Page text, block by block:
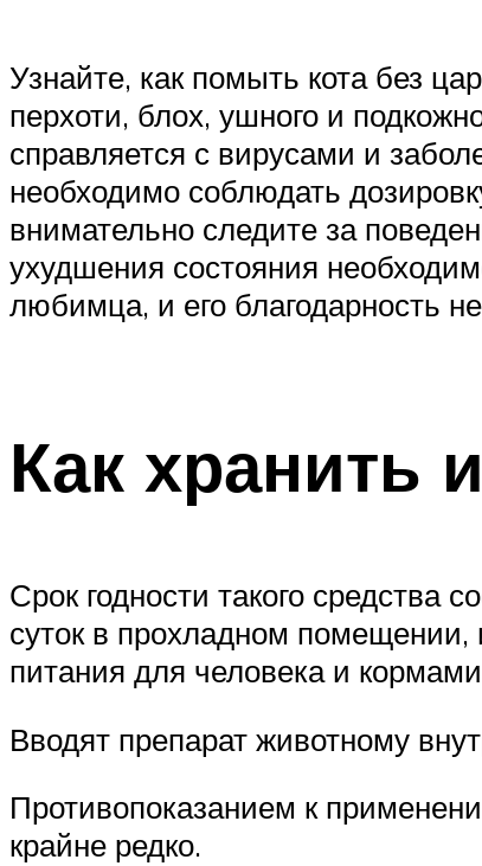
Узнайте, как помыть кота без
перхоти, блох, ушного и
справляется с вирусами и
необходимо соблюдать
внимательно следите за
ухудшения состояния
любимца, и его благодарность
Как хранить
Срок годности такого средства
суток в прохладном помещении,
питания для человека и
Вводят препарат животному
Противопоказанием к
крайне редко.